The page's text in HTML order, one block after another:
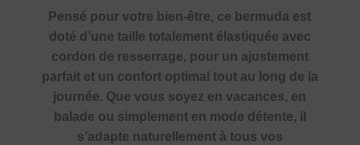
Pensé pour votre bien-être, ce bermuda est
doté d’une taille totalement élastiquée avec
cordon de resserrage, pour un ajustement
parfait et un confort optimal tout au long de la
journée. Que vous soyez en vacances, en
balade ou simplement en mode détente, il
s’adapte naturellement à tous vos